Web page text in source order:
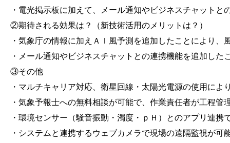
・電光掲示板に加えて、メール通知やビジネスチャットと
②期待される効果は？（新技術活用のメリットは？）
・気象庁の情報に加えＡＩ風予測を追加したことにより
・メール通知やビジネスチャットとの連携機能を追加し
③その他
・マルチキャリア対応、衛星回線・太陽光電源の使用に
・気象予報士への無料相談が可能で、作業責任者が工程
・環境センサー（騒音振動・濁度・ｐＨ）とのアプリ連
・システムと連携するウェブカメラで現場の遠隔監視が